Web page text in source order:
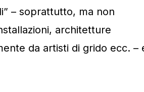
– soprattutto, ma non
architetture
da artisti di grido ecc. –